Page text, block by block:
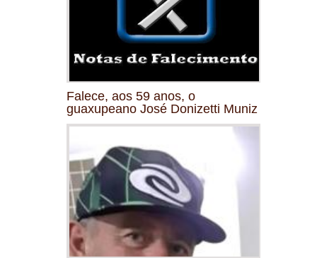
Falece, aos 59 anos, o
guaxupeano José Donizetti Muniz